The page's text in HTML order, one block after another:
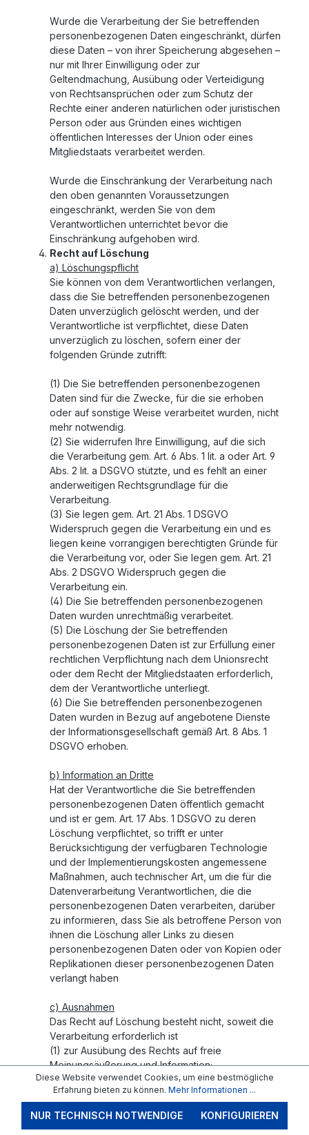
Wurde die Verarbeitung der Sie betreffenden
personenbezogenen Daten eingeschränkt, dürfen
diese Daten – von ihrer Speicherung abgesehen –
nur mit Ihrer Einwilligung oder zur
Geltendmachung, Ausübung oder Verteidigung
von Rechtsansprüchen oder zum Schutz der
Rechte einer anderen natürlichen oder juristischen
Person oder aus Gründen eines wichtigen
öffentlichen Interesses der Union oder eines
Mitgliedstaats verarbeitet werden.
Wurde die Einschränkung der Verarbeitung nach
den oben genannten Voraussetzungen
eingeschränkt, werden Sie von dem
Verantwortlichen unterrichtet bevor die
Einschränkung aufgehoben wird.
Recht auf Löschung
a) Löschungspflicht
Sie können von dem Verantwortlichen verlangen,
dass die Sie betreffenden personenbezogenen
Daten unverzüglich gelöscht werden, und der
Verantwortliche ist verpflichtet, diese Daten
unverzüglich zu löschen, sofern einer der
folgenden Gründe zutrifft:
(1) Die Sie betreffenden personenbezogenen
Daten sind für die Zwecke, für die sie erhoben
oder auf sonstige Weise verarbeitet wurden, nicht
mehr notwendig.
(2) Sie widerrufen Ihre Einwilligung, auf die sich
die Verarbeitung gem. Art. 6 Abs. 1 lit. a oder Art. 9
Abs. 2 lit. a DSGVO stützte, und es fehlt an einer
anderweitigen Rechtsgrundlage für die
Verarbeitung.
(3) Sie legen gem. Art. 21 Abs. 1 DSGVO
Widerspruch gegen die Verarbeitung ein und es
liegen keine vorrangigen berechtigten Gründe für
die Verarbeitung vor, oder Sie legen gem. Art. 21
Abs. 2 DSGVO Widerspruch gegen die
Verarbeitung ein.
(4) Die Sie betreffenden personenbezogenen
Daten wurden unrechtmäßig verarbeitet.
(5) Die Löschung der Sie betreffenden
personenbezogenen Daten ist zur Erfüllung einer
rechtlichen Verpflichtung nach dem Unionsrecht
oder dem Recht der Mitgliedstaaten erforderlich,
dem der Verantwortliche unterliegt.
(6) Die Sie betreffenden personenbezogenen
Daten wurden in Bezug auf angebotene Dienste
der Informationsgesellschaft gemäß Art. 8 Abs. 1
DSGVO erhoben.
b) Information an Dritte
Hat der Verantwortliche die Sie betreffenden
personenbezogenen Daten öffentlich gemacht
und ist er gem. Art. 17 Abs. 1 DSGVO zu deren
Löschung verpflichtet, so trifft er unter
Berücksichtigung der verfügbaren Technologie
und der Implementierungskosten angemessene
Maßnahmen, auch technischer Art, um die für die
Datenverarbeitung Verantwortlichen, die die
personenbezogenen Daten verarbeiten, darüber
zu informieren, dass Sie als betroffene Person von
ihnen die Löschung aller Links zu diesen
personenbezogenen Daten oder von Kopien oder
Replikationen dieser personenbezogenen Daten
verlangt haben
c) Ausnahmen
Das Recht auf Löschung besteht nicht, soweit die
Verarbeitung erforderlich ist
(1) zur Ausübung des Rechts auf freie
Meinungsäußerung und Information;
(2) zur Erfüllung einer rechtlichen Verpflichtung,
die die Verarbeitung nach dem Recht der Union
unterliegt, erfordert, oder zur Wahrnehmung einer
Diese Website verwendet Cookies, um eine bestmögliche
Erfahrung bieten zu können. Mehr Informationen ...
NUR TECHNISCH NOTWENDIGE KONFIGURIEREN